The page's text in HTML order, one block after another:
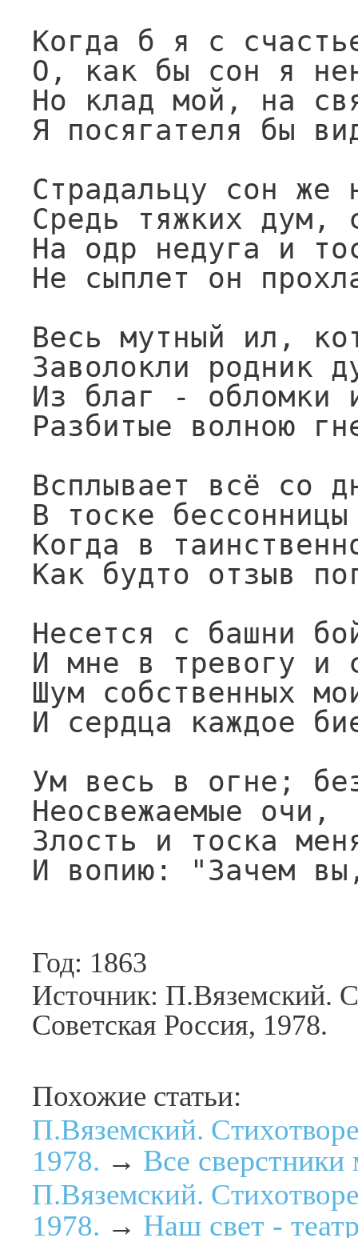
Когда б я с
О, как бы сон я
Но клад мой, на
Я посягателя бы
Страдальцу сон же
Средь тяжких дум,
На одр недуга и
Не сыплет он
Весь мутный ил,
Заволокли родник
Из благ - обломки
Разбитые волною
Всплывает всё со
В тоске
Когда в
Как будто отзыв
Несется с башни
И мне в тревогу и
Шум собственных
И сердца каждое
Ум весь в огне;
Неосвежаемые очи,
Злость и тоска
И вопию: "Зачем
Год: 1863
Источник: П.Вяземский.
Советская Россия, 1978.
Похожие статьи:
П.Вяземский.
1978. → Все
П.Вяземский.
1978. → Наш свет -